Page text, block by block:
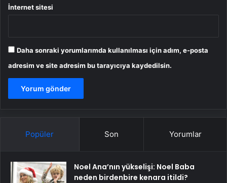
İnternet sitesi
Daha sonraki yorumlarımda kullanılması için adım, e-posta
adresim ve site adresim bu tarayıcıya kaydedilsin.
Popüler Son Yorumlar
Noel Ana’nın yükselişi: Noel Baba
neden birdenbire kenara itildi?